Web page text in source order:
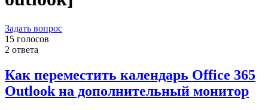
Задать вопрос
15 голосов
2 ответа
Как переместить календарь Office 365
Outlook на дополнительный монитор